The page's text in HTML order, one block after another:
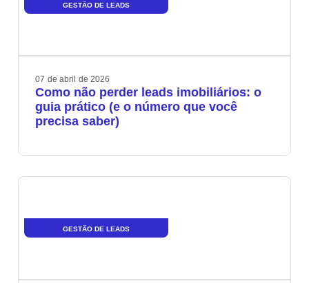
GESTÃO DE LEADS
07 de abril de 2026
Como não perder leads imobiliários: o
guia prático (e o número que você
precisa saber)
GESTÃO DE LEADS